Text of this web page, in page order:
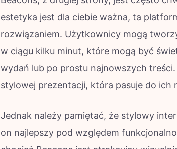
estetyka jest dla ciebie ważna, ta
rozwiązaniem. Użytkownicy mogą
w ciągu kilku minut, które mogą być
wydań lub po prostu najnowszych
stylowej prezentacji, która pasuje do ich
Jednak należy pamiętać, że stylowy
on najlepszy pod względem